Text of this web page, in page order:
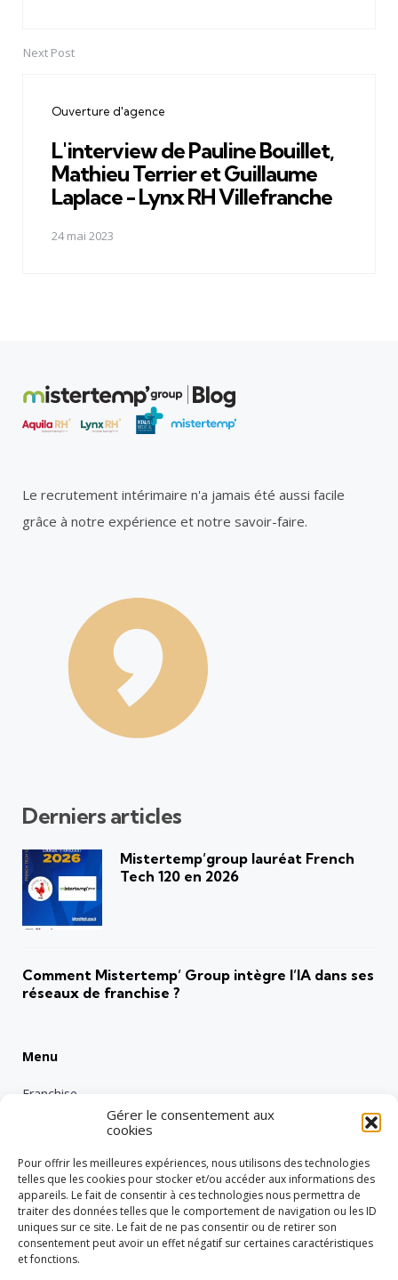
Gérer le consentement aux
cookies
Pour offrir les meilleures expériences, nous utilisons des technologies
telles que les cookies pour stocker et/ou accéder aux informations des
appareils. Le fait de consentir à ces technologies nous permettra de
traiter des données telles que le comportement de navigation ou les ID
uniques sur ce site. Le fait de ne pas consentir ou de retirer son
consentement peut avoir un effet négatif sur certaines caractéristiques
et fonctions.
Next Post
Ouverture d'agence
L'interview de Pauline Bouillet,
Mathieu Terrier et Guillaume
Laplace - Lynx RH Villefranche
24 mai 2023
Le recrutement intérimaire n'a jamais été aussi facile
grâce à notre expérience et notre savoir-faire.
Derniers articles
Mistertemp’group lauréat French
Tech 120 en 2026
Comment Mistertemp’ Group intègre l’IA dans ses
réseaux de franchise ?
Menu
Franchise
Intérimaire
Nos engagements RSE
Vie de groupe
Réglementation